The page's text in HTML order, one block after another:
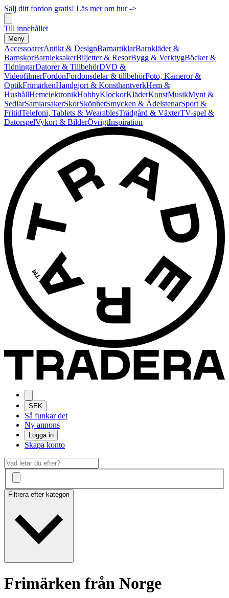
Sälj ditt fordon gratis! Läs mer om hur ->
Till innehållet
Meny
AccessoarerAntikt & DesignBarnartiklarBarnkläder &
BarnskorBarnleksakerBiljetter & ResorBygg & VerktygBöcker &
TidningarDatorer & TillbehörDVD &
VideofilmerFordonFordonsdelar & tillbehörFoto, Kameror &
OptikFrimärkenHandgjort & KonsthantverkHem &
HushållHemelektronikHobbyKlockorKläderKonstMusikMynt &
SedlarSamlarsakerSkorSkönhetSmycken & ÄdelstenarSport &
FritidTelefoni, Tablets & WearablesTrädgård & VäxterTV-spel &
DatorspelVykort & BilderÖvrigtInspiration
SEK
Så funkar det
Ny annons
Logga in
Skapa konto
Filtrera efter kategori
Frimärken från Norge